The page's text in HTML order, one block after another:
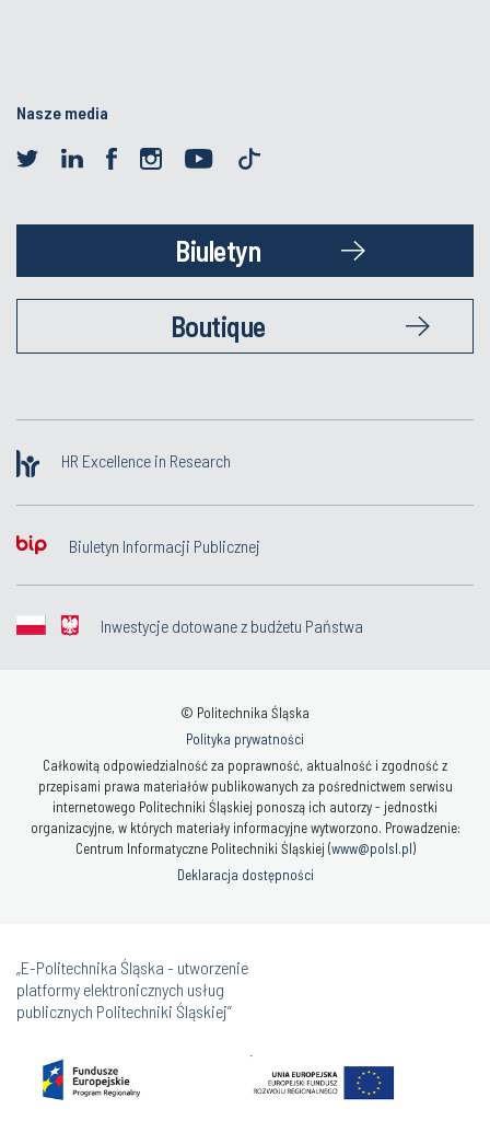
Nasze media
Biuletyn
Boutique
HR Excellence in Research
Biuletyn Informacji Publicznej
Inwestycje dotowane z budżetu Państwa
© Politechnika Śląska
Polityka prywatności
Całkowitą odpowiedzialność za poprawność, aktualność i zgodność z
przepisami prawa materiałów publikowanych za pośrednictwem serwisu
internetowego Politechniki Śląskiej ponoszą ich autorzy - jednostki
organizacyjne, w których materiały informacyjne wytworzono. Prowadzenie:
Centrum Informatyczne Politechniki Śląskiej (www@polsl.pl)
Deklaracja dostępności
„E-Politechnika Śląska - utworzenie
platformy elektronicznych usług
publicznych Politechniki Śląskiej”